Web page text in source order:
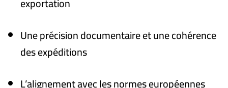
Une précision documentaire et une cohérence
des expéditions
L’alignement avec les normes européennes